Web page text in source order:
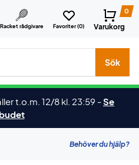
Racket rådgivare Favoriter (0)
0
Varukorg
osv.
Sök
t.o.m. 12/8 kl. 23:59 -Se
Behöver du hjälp?